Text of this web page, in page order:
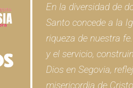
En la diversidad de
Santo concede a la
riqueza de nuestra
y el servicio,
Dios en Segovia,
misericordia de Cristo